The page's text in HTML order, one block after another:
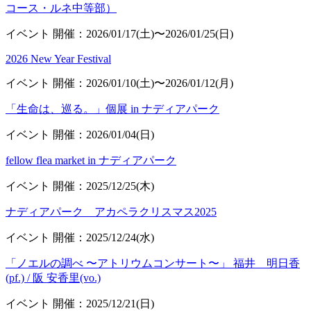
コース・ルネ中等部）
イベント 開催：2026/01/17(土)〜2026/01/25(日)
2026 New Year Festival
イベント 開催：2026/01/10(土)〜2026/01/12(月)
「生命は、巡る。」個展 in ナディアパーク
イベント 開催：2026/01/04(日)
fellow flea market in ナディアパーク
イベント 開催：2025/12/25(木)
ナディアパーク アカペラクリスマス2025
イベント 開催：2025/12/24(水)
「ノエルの調べ 〜アトリウムコンサート〜」 福井 明日香
(pf.) / 阪 安香里(vo.)
イベント 開催：2025/12/21(日)